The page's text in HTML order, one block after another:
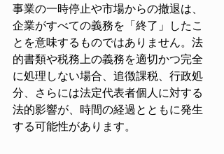
事業の一時停止や市場からの撤退は、
企業がすべての義務を「終了」したこ
とを意味するものではありません。法
的書類や税務上の義務を適切かつ完全
に処理しない場合、追徴課税、行政処
分、さらには法定代表者個人に対する
法的影響が、時間の経過とともに発生
する可能性があります。